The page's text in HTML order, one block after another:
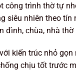
công trình thờ tự
siêu nhiên theo
đình, chùa, nhà
kiến trúc nhỏ
chịu tốt trước